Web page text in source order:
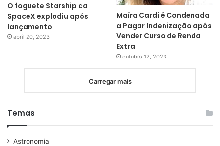
O foguete Starship da
SpaceX explodiu após
lançamento
abril 20, 2023
Maíra Cardi é Condenada
a Pagar Indenização após
Vender Curso de Renda
Extra
outubro 12, 2023
Carregar mais
Temas
Astronomia